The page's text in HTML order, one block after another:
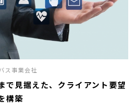
ス事業会社
で見据えた、クライアント要望
構築